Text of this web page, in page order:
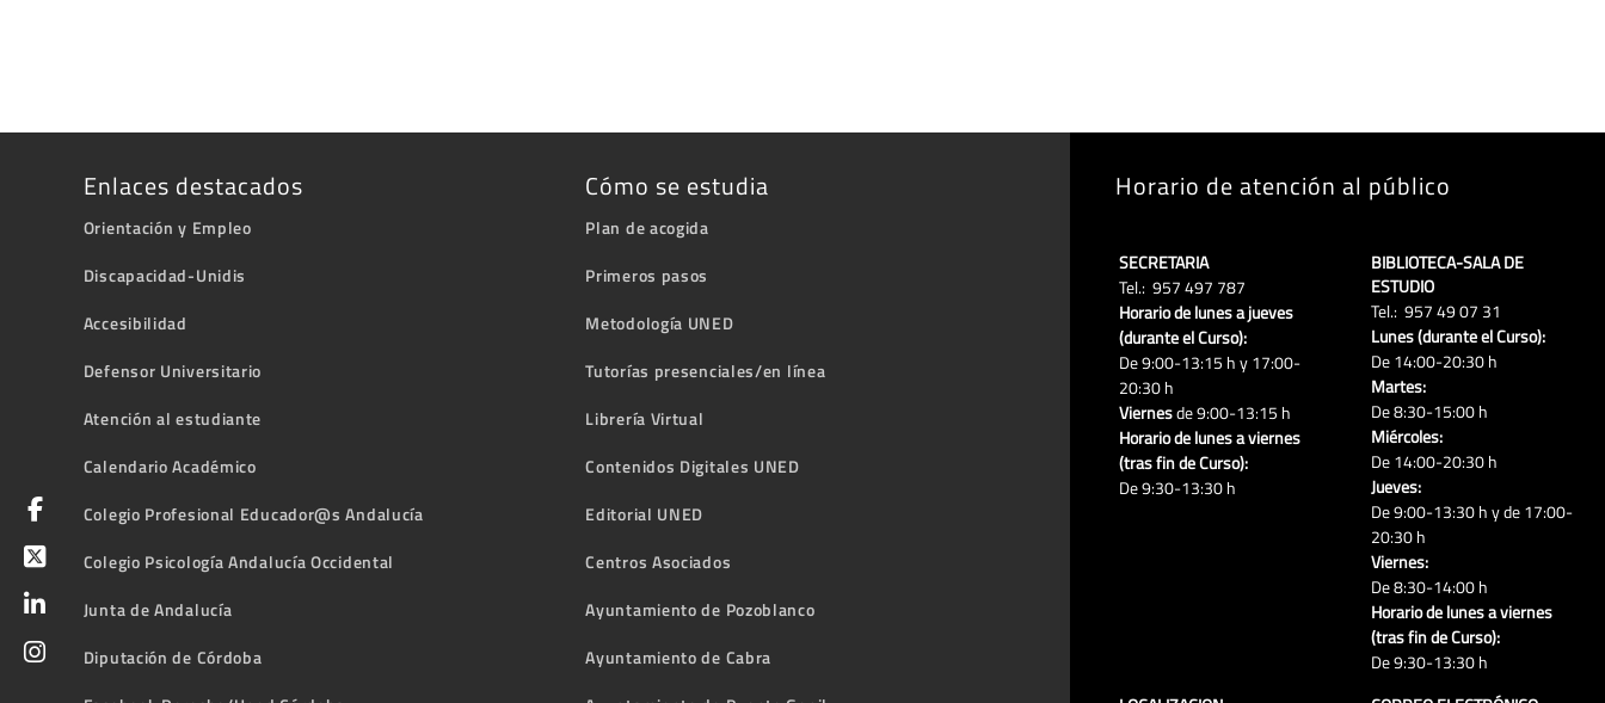
Enlaces destacados
Orientación y Empleo
Discapacidad-Unidis
Accesibilidad
Defensor Universitario
Atención al estudiante
Calendario Académico
Colegio Profesional Educador@s Andalucía
Colegio Psicología Andalucía Occidental
Junta de Andalucía
Diputación de Córdoba
Cómo se estudia
Plan de acogida
Primeros pasos
Metodología UNED
Tutorías presenciales/en línea
Librería Virtual
Contenidos Digitales UNED
Editorial UNED
Centros Asociados
Ayuntamiento de Pozoblanco
Ayuntamiento de Cabra
Horario de atención al público
SECRETARIA
Tel.: 957 497 787
Horario de lunes a jueves
(durante el Curso):
De 9:00-13:15 h y 17:00-
20:30 h
Viernesde 9:00-13:15 h
Horario de lunes a viernes
(tras fin de Curso):
De 9:30-13:30 h
BIBLIOTECA-SALA DE
ESTUDIO
Tel.: 957 49 07 31
Lunes (durante el Curso):
De 14:00-20:30 h
Martes:
De 8:30-15:00 h
Miércoles:
De 14:00-20:30 h
Jueves:
De 9:00-13:30 h y de 17:00-
20:30 h
Viernes:
De 8:30-14:00 h
Horario de lunes a viernes
(tras fin de Curso):
De 9:30-13:30 h